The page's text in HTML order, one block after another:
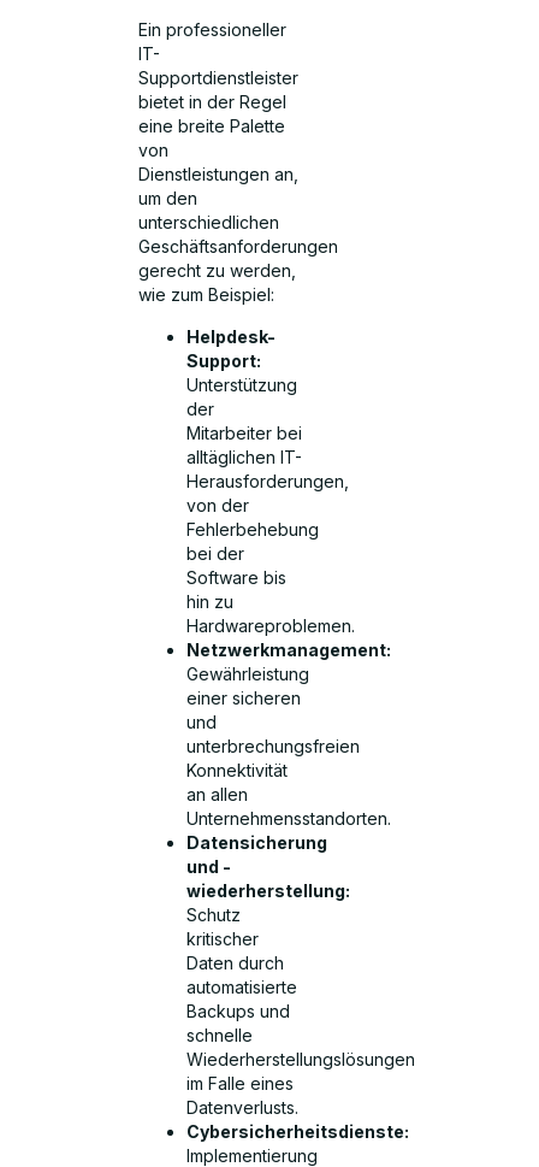
Ein professioneller
IT-
Supportdienstleister
bietet in der Regel
eine breite Palette
von
Dienstleistungen an,
um den
unterschiedlichen
Geschäftsanforderungen
gerecht zu werden,
wie zum Beispiel:
Helpdesk-
Support:
Unterstützung
der
Mitarbeiter bei
alltäglichen IT-
Herausforderungen,
von der
Fehlerbehebung
bei der
Software bis
hin zu
Hardwareproblemen.
Netzwerkmanagement:
Gewährleistung
einer sicheren
und
unterbrechungsfreien
Konnektivität
an allen
Unternehmensstandorten.
Datensicherung
und -
wiederherstellung:
Schutz
kritischer
Daten durch
automatisierte
Backups und
schnelle
Wiederherstellungslösungen
im Falle eines
Datenverlusts.
Cybersicherheitsdienste:
Implementierung